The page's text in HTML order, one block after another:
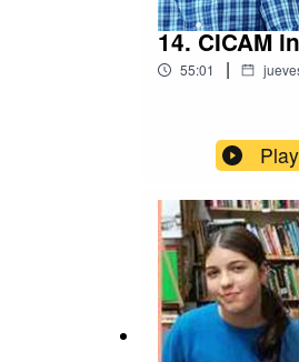
14. CICAM
55:01 |
Play